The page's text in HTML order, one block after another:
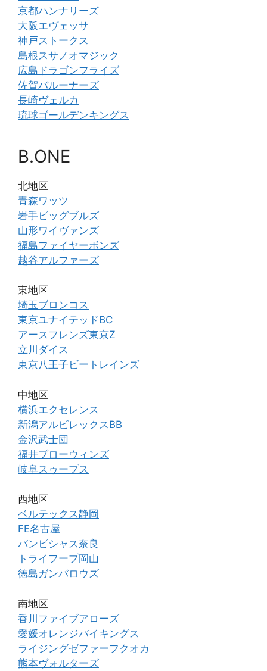
京都ハンナリーズ
大阪エヴェッサ
神戸ストークス
島根スサノオマジック
広島ドラゴンフライズ
佐賀バルーナーズ
長崎ヴェルカ
琉球ゴールデンキングス
B.ONE
北地区
青森ワッツ
岩手ビッグブルズ
山形ワイヴァンズ
福島ファイヤーボンズ
越谷アルファーズ
東地区
埼玉ブロンコス
東京ユナイテッドBC
アースフレンズ東京Z
立川ダイス
東京八王子ビートレインズ
中地区
横浜エクセレンス
新潟アルビレックスBB
金沢武士団
福井ブローウィンズ
岐阜スゥープス
西地区
ベルテックス静岡
FE名古屋
バンビシャス奈良
トライフープ岡山
徳島ガンバロウズ
南地区
香川ファイブアローズ
愛媛オレンジバイキングス
ライジングゼファーフクオカ
熊本ヴォルターズ